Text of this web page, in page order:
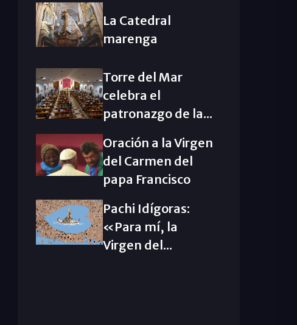
La Catedral
marenga
Torre del Mar
celebra el
patronazgo de la...
Oración a la Virgen
del Carmen del
papa Francisco
Pachi Idígoras:
«Para mí, la
Virgen del...